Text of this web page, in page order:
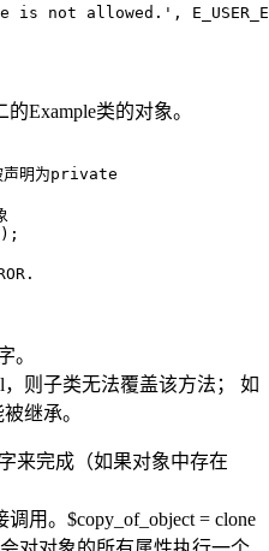
is not allowed.',
Example类的对象。
声明为private
。
则子类无法覆盖该方法； 如
继承。
来完成（如果对象中存在
用。$copy_of_object = clone